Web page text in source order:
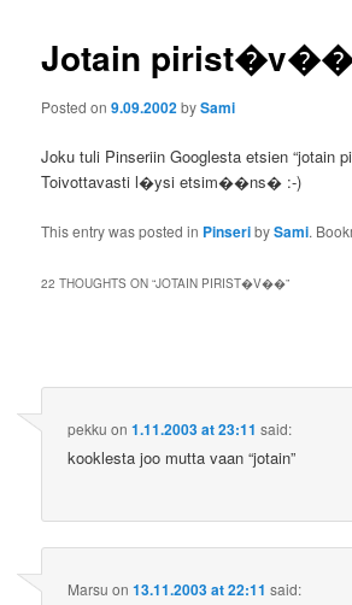
Jotain
Posted on9.09.2002bySami
Joku tuli Pinseriin Googlesta etsien
Toivottavasti l�ysi etsim��ns� :-)
This entry was posted in PinseribySami.
22 THOUGHTS ON “JOTAIN PIRIST�V��”
pekku on1.11.2003 at 23:11 said:
kooklesta joo mutta vaan “jotain”
Marsu on13.11.2003 at 22:11 said: